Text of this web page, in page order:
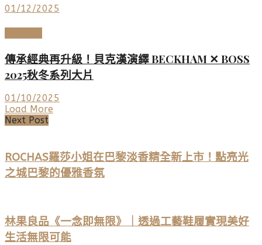
01/12/2025
傳承經典再升級！貝克漢演繹 BECKHAM ✕ BOSS
2025秋冬系列大片
01/10/2025
Load More
Next Post
ROCHAS羅莎小姐在巴黎淡香精全新上市！點亮光
之城巴黎的優雅香氛
林果良品《一念即無限》｜透過工藝鞋履實現美好
生活無限可能